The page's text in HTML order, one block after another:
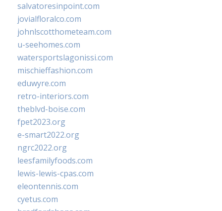
salvatoresinpoint.com
jovialfloralco.com
johnlscotthometeam.com
u-seehomes.com
watersportslagonissi.com
mischieffashion.com
eduwyre.com
retro-interiors.com
theblvd-boise.com
fpet2023.org
e-smart2022.org
ngrc2022.org
leesfamilyfoods.com
lewis-lewis-cpas.com
eleontennis.com
cyetus.com